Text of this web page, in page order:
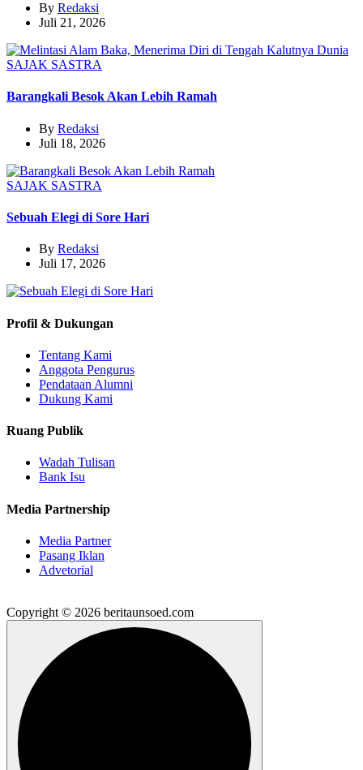
By Redaksi
Juli 21, 2026
SAJAK SASTRA
Barangkali Besok Akan Lebih Ramah
By Redaksi
Juli 18, 2026
SAJAK SASTRA
Sebuah Elegi di Sore Hari
By Redaksi
Juli 17, 2026
Profil & Dukungan
Tentang Kami
Anggota Pengurus
Pendataan Alumni
Dukung Kami
Ruang Publik
Wadah Tulisan
Bank Isu
Media Partnership
Media Partner
Pasang Iklan
Advetorial
Copyright © 2026 beritaunsoed.com